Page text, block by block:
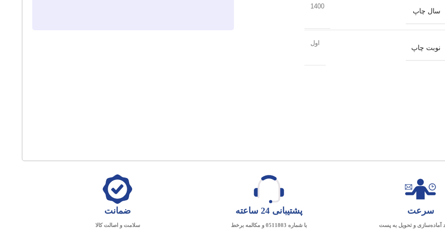
سال چاپ
1400
نوبت چاپ
اول
سرعت
آماده‌سازی و تحویل به پست
پشتیبانی 24 ساعته
با شماره 0511803 و مکالمه برخط
ضمانت
سلامت و اصالت کالا